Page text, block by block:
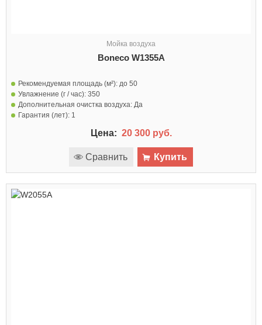
Мойка воздуха
Boneco W1355A
Рекомендуемая площадь (м²): до 50
Увлажнение (г / час): 350
Дополнительная очистка воздуха: Да
Гарантия (лет): 1
Цена: 20 300 руб.
Сравнить Купить